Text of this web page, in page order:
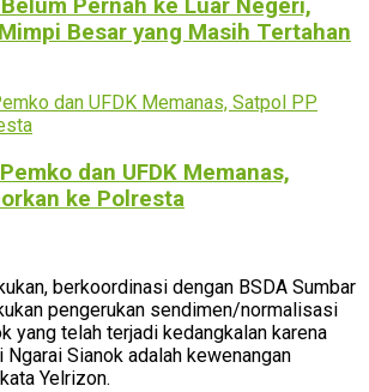
Pernah ke Luar Negeri,
Besar yang Masih Tertahan
dan UFDK Memanas,
ke Polresta
berkoordinasi dengan BSDA Sumbar
pengerukan sendimen/normalisasi
yang telah terjadi kedangkalan karena
Sianok adalah kewenangan
Yelrizon.